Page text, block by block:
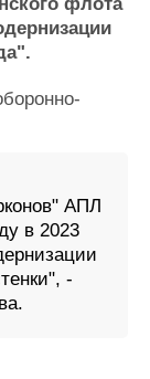
АПЛ
в 2023
-